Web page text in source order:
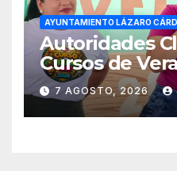
AYUNTAMIENTO LÁZARO
Autoridades
Cursos de
Seguridad
Cultura 2026
7 AGOSTO, 2026